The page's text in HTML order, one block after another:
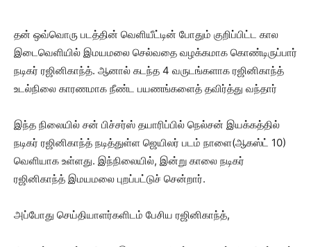
தன் ஒவ்வொரு படத்தின் வெளியீட்டின் போதும் குறிப்பிட்ட கால
இடைவெளியில் இமயமலை செல்வதை வழக்கமாக கொண்டிருப்பார்
நடிகர் ரஜினிகாந்த். ஆனால் கடந்த 4 வருடங்களாக ரஜினிகாந்த்
உடல்நிலை காரணமாக நீண்ட பயணங்களைத் தவிர்த்து வந்தார்
இந்த நிலையில் சன் பிச்சர்ஸ் தயாரிப்பில் நெல்சன் இயக்கத்தில்
நடிகர் ரஜினிகாந்த் நடித்துள்ள ஜெயிலர் படம் நாளை(ஆகஸ்ட் 10)
வெளியாக உள்ளது. இந்நிலையில், இன்று காலை நடிகர்
ரஜினிகாந்த் இமயமலை புறப்பட்டுச் சென்றார்.
அப்போது செய்தியாளர்களிடம் பேசிய ரஜினிகாந்த்,